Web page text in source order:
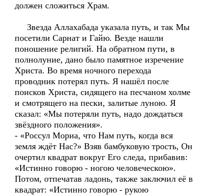
должен сложиться Храм.
Звезда Аллахабада указала путь, и так Мы
посетили Сарнат и Гайю. Везде нашли
поношение религий. На обратном пути, в
полнолуние, дано было памятное изречение
Христа. Во время ночного перехода
проводник потерял путь. Я нашёл после
поисков Христа, сидящего на песчаном холме
и смотрящего на пески, залитые луною. Я
сказал: «Мы потеряли путь, надо дождаться
звёздного положения».
- «Россул Мориа, что Нам путь, когда вся
земля ждёт Нас?» Взяв бамбуковую трость, Он
очертил квадрат вокруг Его следа, прибавив:
«Истинно говорю - ногою человеческою».
Потом, отпечатав ладонь, также заключил её в
квадрат: «Истинно говорю - рукою